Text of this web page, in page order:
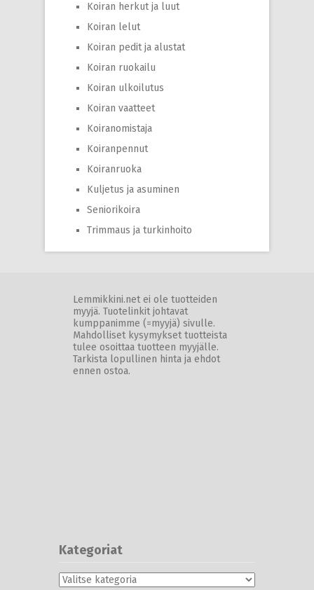
Koiran herkut ja luut
Koiran lelut
Koiran pedit ja alustat
Koiran ruokailu
Koiran ulkoilutus
Koiran vaatteet
Koiranomistaja
Koiranpennut
Koiranruoka
Kuljetus ja asuminen
Seniorikoira
Trimmaus ja turkinhoito
Lemmikkini.net ei ole tuotteiden
myyjä. Tuotelinkit johtavat
kumppanimme (=myyjä) sivulle.
Mahdolliset kysymykset tuotteista
tulee osoittaa tuotteen myyjälle.
Tarkista lopullinen hinta ja ehdot
ennen ostoa.
Kategoriat
Kategoriat